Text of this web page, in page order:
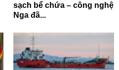
sạch bể chứa – công nghệ
Nga đã...